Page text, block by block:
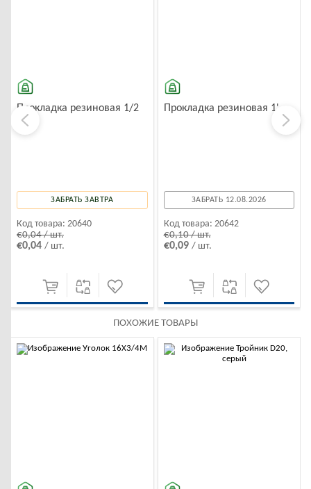
Прокладка резиновая 1/2
ЗАБРАТЬ ЗАВТРА
Код товара: 20640
€0,04 / шт.
€0,04 / шт.
Прокладка резиновая 1'
ЗАБРАТЬ 12.08.2026
Код товара: 20642
€0,10 / шт.
€0,09 / шт.
ПОХОЖИЕ ТОВАРЫ